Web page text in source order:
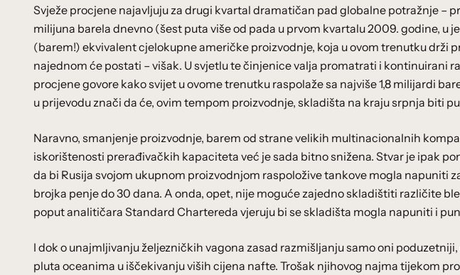
Svježe procjene najavljuju za drugi kvartal dramatičan pad globalne potražnje –
milijuna barela dnevno (šest puta više od pada u prvom kvartalu 2009. godine, u
(barem!) ekvivalent cjelokupne američke proizvodnje, koja u ovom trenutku drži
najednom će postati – višak. U svjetlu te činjenice valja promatrati i kontinuirani
procjene govore kako svijet u ovome trenutku raspolaže sa najviše 1,8 milijardi
u prijevodu znači da će, ovim tempom proizvodnje, skladišta na kraju srpnja biti
Naravno, smanjenje proizvodnje, barem od strane velikih multinacionalnih
iskorištenosti prerađivačkih kapaciteta već je sada bitno snižena. Stvar je ipak
da bi Rusija svojom ukupnom proizvodnjom raspoložive tankove mogla napuniti
brojka penje do 30 dana. A onda, opet, nije moguće zajedno skladištiti različite
poput analitičara Standard Chartereda vjeruju bi se skladišta mogla napuniti i
I dok o unajmljivanju željezničkih vagona zasad razmišljanju samo oni
pluta oceanima u iščekivanju viših cijena nafte. Trošak njihovog najma tijekom